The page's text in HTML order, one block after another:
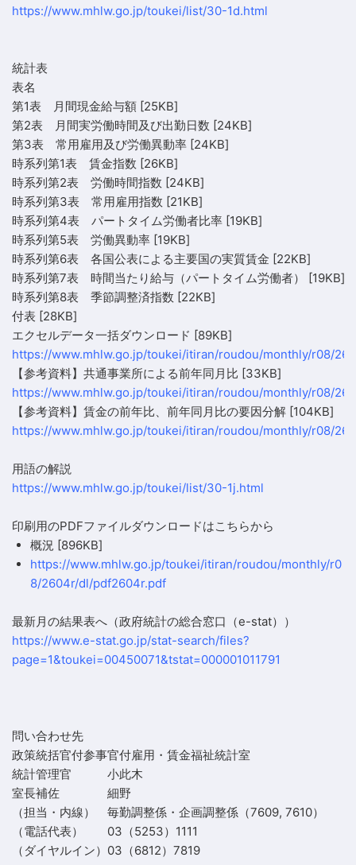
https://www.mhlw.go.jp/toukei/list/30-1d.html
統計表
表名
第1表 月間現金給与額 [25KB]
第2表 月間実労働時間及び出勤日数 [24KB]
第3表 常用雇用及び労働異動率 [24KB]
時系列第1表 賃金指数 [26KB]
時系列第2表 労働時間指数 [24KB]
時系列第3表 常用雇用指数 [21KB]
時系列第4表 パートタイム労働者比率 [19KB]
時系列第5表 労働異動率 [19KB]
時系列第6表 各国公表による主要国の実質賃金 [22KB]
時系列第7表 時間当たり給与（パートタイム労働者）
[19KB]
時系列第8表 季節調整済指数 [22KB]
付表 [28KB]
エクセルデータ一括ダウンロード [89KB]
https://www.mhlw.go.jp/toukei/itiran/roudou/monthly/r08/
【参考資料】共通事業所による前年同月比 [33KB]
https://www.mhlw.go.jp/toukei/itiran/roudou/monthly/r08/
【参考資料】賃金の前年比、前年同月比の要因分解 [104KB]
https://www.mhlw.go.jp/toukei/itiran/roudou/monthly/r08/
用語の解説
https://www.mhlw.go.jp/toukei/list/30-1j.html
印刷用のPDFファイルダウンロードはこちらから
概況 [896KB]
https://www.mhlw.go.jp/toukei/itiran/roudou/monthly/r0
8/2604r/dl/pdf2604r.pdf
最新月の結果表へ（政府統計の総合窓口（e-stat））
https://www.e-stat.go.jp/stat-search/files?
page=1&toukei=00450071&tstat=000001011791
問い合わせ先
政策統括官付参事官付雇用・賃金福祉統計室
統計管理官
小此木
室長補佐
細野
（担当・内線）
毎勤調整係・企画調整係（7609, 7610）
（電話代表）
03（5253）1111
（ダイヤルイン） 03（6812）7819